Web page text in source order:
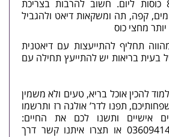
נוזלים – כ-8-12 כוסות ליום. חשוב להרבות בצריכת
מים, קפה, תה ומשקאות דיאט ולהגביל
מחצי כוס
תחליף להתייעצות עם דיאטנית
בעית בריאות יש להתייעץ תחילה עם
להכין אוכל בריא, טעים ולא משמין
תפנו לדר’ אולגה רז ותרשמו
אישיים ותשנו לכם את החיים:
תצרו איתנו קשר דרך